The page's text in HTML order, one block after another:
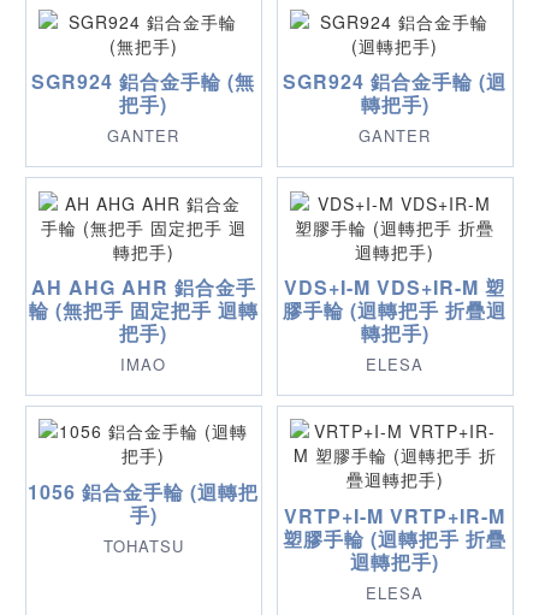
SGR924 鋁合金手輪 (無
把手)
GANTER
SGR924 鋁合金手輪 (迴
轉把手)
GANTER
AH AHG AHR 鋁合金手
輪 (無把手 固定把手 迴轉
把手)
IMAO
VDS+I-M VDS+IR-M 塑
膠手輪 (迴轉把手 折疊迴
轉把手)
ELESA
1056 鋁合金手輪 (迴轉把
手)
TOHATSU
VRTP+I-M VRTP+IR-M
塑膠手輪 (迴轉把手 折疊
迴轉把手)
ELESA